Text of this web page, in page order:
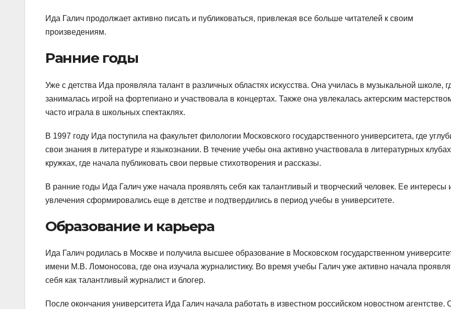
Ида Галич продолжает активно писать и публиковаться, привлекая все больше читателей к своим
произведениям.
Ранние годы
Уже с детства Ида проявляла талант в различных областях искусства. Она училась в музыкальной школе,
занималась игрой на фортепиано и участвовала в концертах. Также она увлекалась актерским
часто играла в школьных спектаклях.
В 1997 году Ида поступила на факультет филологии Московского государственного университета, где
свои знания в литературе и языкознании. В течение учебы она активно участвовала в литературных
кружках, где начала публиковать свои первые стихотворения и рассказы.
В ранние годы Ида Галич уже начала проявлять себя как талантливый и творческий человек. Ее интересы
увлечения сформировались еще в детстве и подтвердились в период учебы в университете.
Образование и карьера
Ида Галич родилась в Москве и получила высшее образование в Московском государственном
имени М.В. Ломоносова, где она изучала журналистику. Во время учебы Галич уже активно начала
себя как талантливый журналист и блогер.
После окончания университета Ида Галич начала работать в известном российском новостном агентстве.